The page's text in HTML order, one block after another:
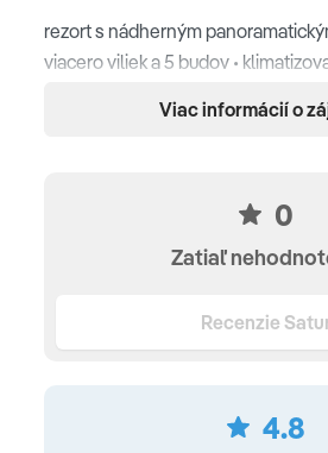
rezort s nádherným
viacero viliek a 5 budov •
samostatným detským bazénom •
izby Deluxe vo vilovom krídle v
posteľ a 1-2 prístelky) • kúpeľňa •
Deluxe Side Seaview v
Viac informácií o
0
Zatiaľ
Recenzie
4.8